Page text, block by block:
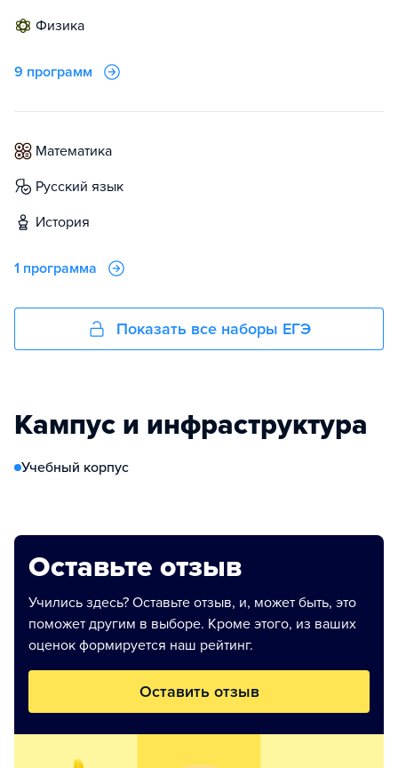
физика
9 программ
математика
русский язык
история
1 программа
Показать все наборы ЕГЭ
Кампус и инфраструктура
Учебный корпус
Оставьте отзыв
Учились здесь? Оставьте отзыв, и, может быть, это
поможет другим в выборе. Кроме этого, из ваших
оценок формируется наш рейтинг.
Оставить отзыв